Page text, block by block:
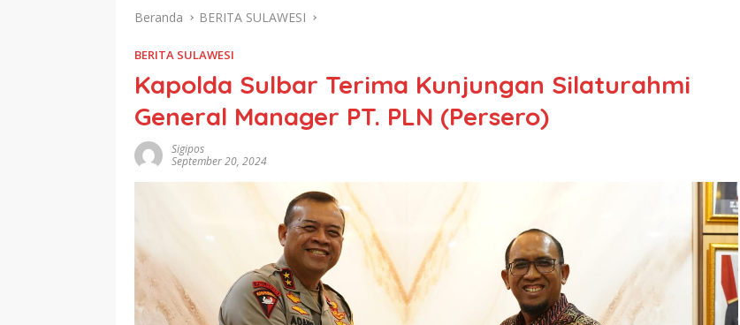
Beranda BERITA SULAWESI
BERITA SULAWESI
Kapolda Sulbar Terima Kunjungan Silaturahmi
General Manager PT. PLN (Persero)
Sigipos
September 20, 2024